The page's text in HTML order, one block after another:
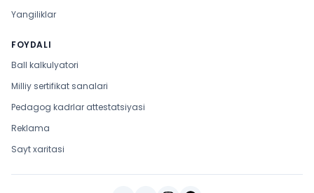
Yangiliklar
FOYDALI
Ball kalkulyatori
Milliy sertifikat sanalari
Pedagog kadrlar attestatsiyasi
Reklama
Sayt xaritasi